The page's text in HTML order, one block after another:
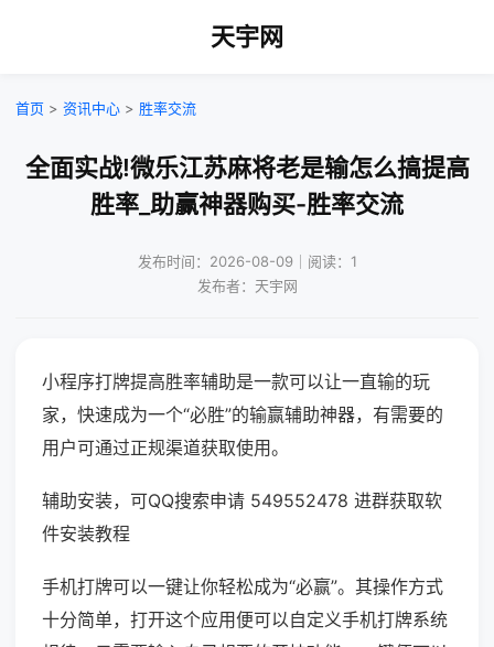
天宇网
首页 > 资讯中心 > 胜率交流
全面实战!微乐江苏麻将老是输怎么搞提高
胜率_助赢神器购买-胜率交流
发布时间：2026-08-09｜阅读：1
发布者：天宇网
小程序打牌提高胜率辅助是一款可以让一直输的玩
家，快速成为一个“必胜”的输赢辅助神器，有需要的
用户可通过正规渠道获取使用。
辅助安装，可QQ搜索申请 549552478 进群获取软
件安装教程
手机打牌可以一键让你轻松成为“必赢”。其操作方式
十分简单，打开这个应用便可以自定义手机打牌系统